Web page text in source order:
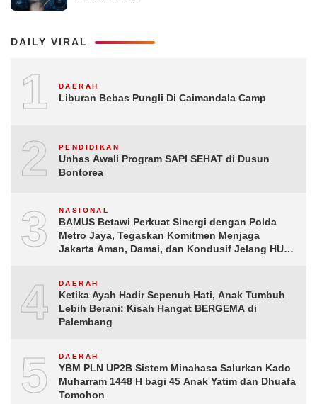
DAILY VIRAL
1 DAERAH
Liburan Bebas Pungli Di Caimandala Camp
2 PENDIDIKAN
Unhas Awali Program SAPI SEHAT di Dusun
Bontorea
3 NASIONAL
BAMUS Betawi Perkuat Sinergi dengan Polda
Metro Jaya, Tegaskan Komitmen Menjaga
Jakarta Aman, Damai, dan Kondusif Jelang HUT
4 DAERAH
Ketika Ayah Hadir Sepenuh Hati, Anak Tumbuh
Lebih Berani: Kisah Hangat BERGEMA di
Palembang
5 DAERAH
YBM PLN UP2B Sistem Minahasa Salurkan Kado
Muharram 1448 H bagi 45 Anak Yatim dan Dhuafa
Tomohon